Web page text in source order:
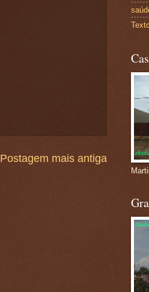
Postagem mais antiga